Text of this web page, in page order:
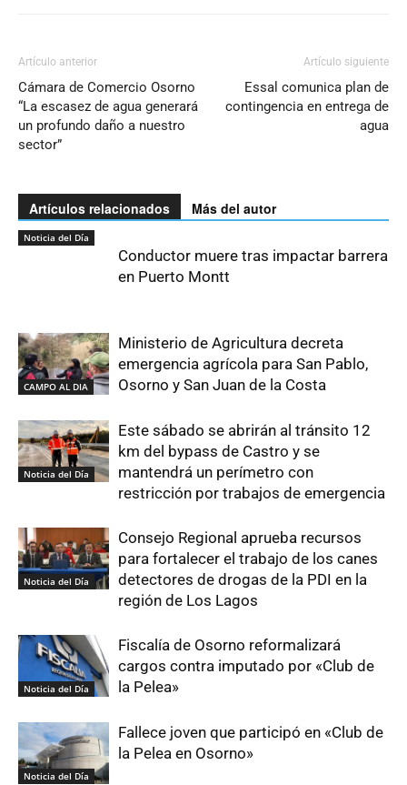
Artículo anterior
Cámara de Comercio Osorno
“La escasez de agua generará
un profundo daño a nuestro
sector”
Artículo siguiente
Essal comunica plan de
contingencia en entrega de
agua
Artículos relacionados Más del autor
Noticia del Día
Conductor muere tras impactar barrera
en Puerto Montt
CAMPO AL DIA
Ministerio de Agricultura decreta
emergencia agrícola para San Pablo,
Osorno y San Juan de la Costa
Noticia del Día
Este sábado se abrirán al tránsito 12
km del bypass de Castro y se
mantendrá un perímetro con
restricción por trabajos de emergencia
Noticia del Día
Consejo Regional aprueba recursos
para fortalecer el trabajo de los canes
detectores de drogas de la PDI en la
región de Los Lagos
Noticia del Día
Fiscalía de Osorno reformalizará
cargos contra imputado por «Club de
la Pelea»
Noticia del Día
Fallece joven que participó en «Club de
la Pelea en Osorno»